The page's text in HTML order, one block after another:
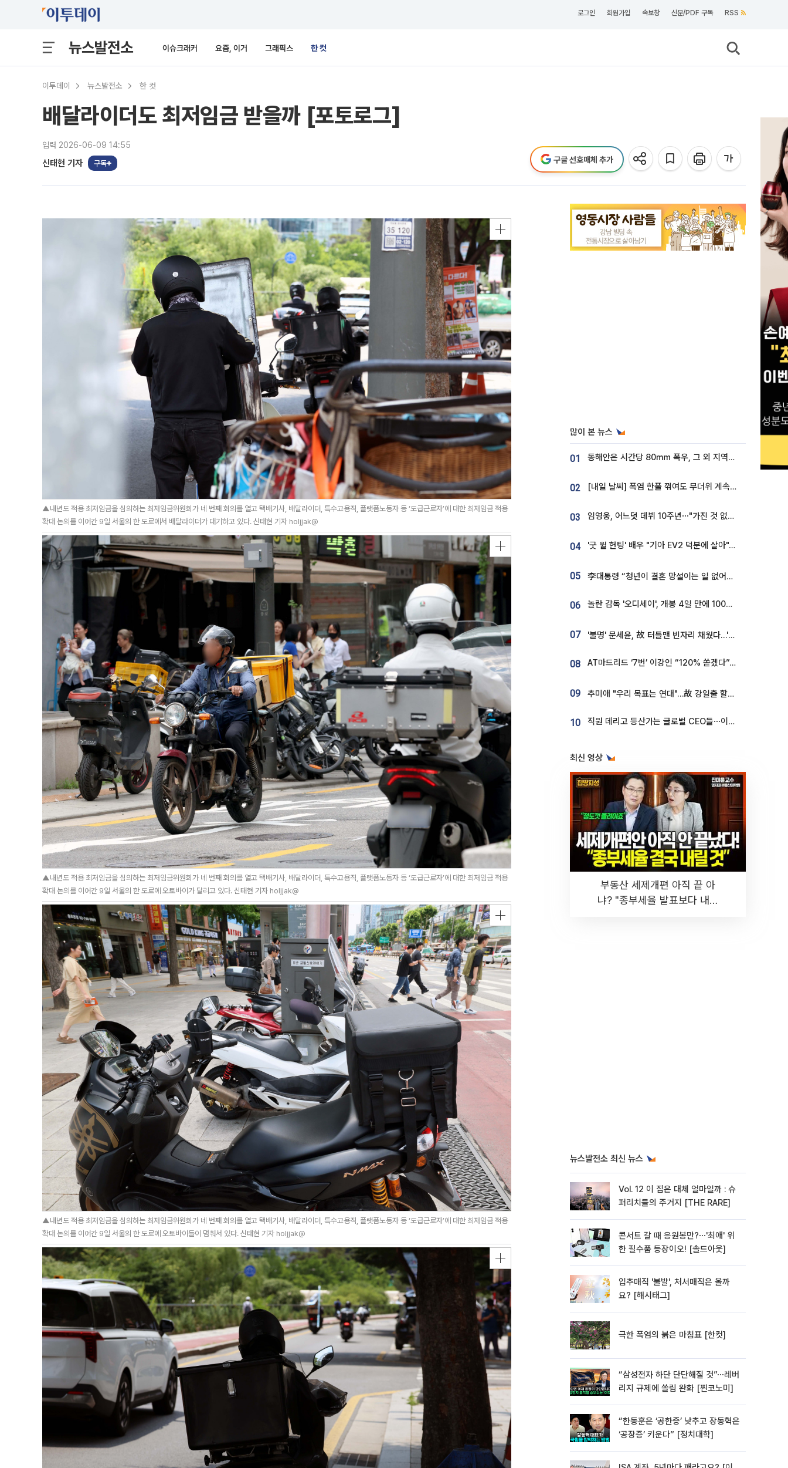
로그인 회원가입 속보창 신문/PDF 구독 RSS
뉴스발전소 이슈크래커 요즘, 이거 그래픽스 한 컷
이투데이 뉴스발전소 한 컷
배달라이더도 최저임금 받을까 [포토로그]
입력 2026-06-09 14:55
신태현 기자 구독 구글 선호매체 추가
▲내년도 적용 최저임금을 심의하는 최저임금위원회가 네 번째 회의를 열고 택배기사, 배달라이더, 특수고용직, 플랫폼노동자 등 ‘도급근로자’에 대한 최저임금 적용
확대 논의를 이어간 9일 서울의 한 도로에서 배달라이더가 대기하고 있다. 신태현 기자 holjjak@
▲내년도 적용 최저임금을 심의하는 최저임금위원회가 네 번째 회의를 열고 택배기사, 배달라이더, 특수고용직, 플랫폼노동자 등 ‘도급근로자’에 대한 최저임금 적용
확대 논의를 이어간 9일 서울의 한 도로에 오토바이가 달리고 있다. 신태현 기자 holjjak@
▲내년도 적용 최저임금을 심의하는 최저임금위원회가 네 번째 회의를 열고 택배기사, 배달라이더, 특수고용직, 플랫폼노동자 등 ‘도급근로자’에 대한 최저임금 적용
확대 논의를 이어간 9일 서울의 한 도로에 오토바이들이 멈춰서 있다. 신태현 기자 holjjak@
많이 본 뉴스
01 동해안은 시간당 80㎜ 폭우, 그 외 지역은 폭염…‘극과 극 날씨’
02 [내일 날씨] 폭염 한풀 꺾여도 무더위 계속⋯동해안 이틀 연속 비
03 임영웅, 어느덧 데뷔 10주년⋯"가진 것 없던 시절, 내 앞엔 20명의 팬뿐"
04 '굿 윌 헌팅' 배우 "기아 EV2 덕분에 살아"…교통사고 후 안전성 극찬
05 李대통령 “청년이 결혼 망설이는 일 없어야...제도상 불이익 조사”
06 놀란 감독 '오디세이', 개봉 4일 만에 100만 돌파⋯'왕사남' 보다 빠르다
07 '불명' 문세윤, 故 터틀맨 빈자리 채웠다…'거북이' 눈물의 최종 우승
08 AT마드리드 ‘7번’ 이강인 “120% 쏟겠다”⋯시메오네 감독 “필요한 선수”
09 추미애 "우리 목표는 연대"…故 강일출 할머니 흉상 제막
10 직원 데리고 등산가는 글로벌 CEO들⋯이유 있었네
최신 영상
부동산 세제개편 아직 끝 아
냐? "종부세율 발표보다 내릴
뉴스발전소 최신 뉴스
Vol. 12 이 집은 대체 얼마일까 : 슈
퍼리치들의 주거지 [THE RARE]
콘서트 갈 때 응원봉만?⋯'최애' 위
한 필수품 등장이오! [솔드아웃]
입추매직 '불발', 처서매직은 올까
요? [해시태그]
극한 폭염의 붉은 마침표 [한컷]
“삼성전자 하단 단단해질 것”⋯레버
리지 규제에 쏠림 완화 [찐코노미]
“한동훈은 ‘공한증’ 낮추고 장동혁은
‘공장증’ 키운다” [정치대학]